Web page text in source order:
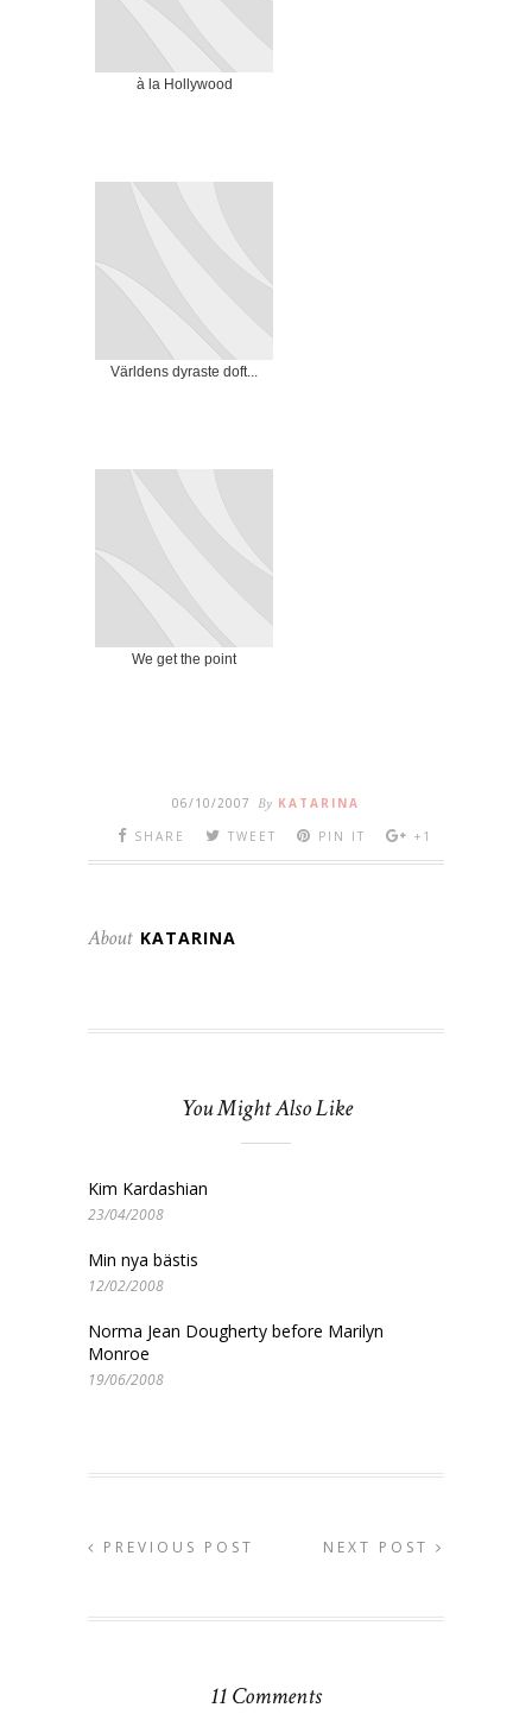
à la Hollywood
Världens dyraste doft...
We get the point
06/10/2007 By KATARINA
SHARE
TWEET PIN IT +1
About KATARINA
You Might Also Like
Kim Kardashian
23/04/2008
Min nya bästis
12/02/2008
Norma Jean Dougherty before Marilyn
Monroe
19/06/2008
PREVIOUS POST NEXT POST
11 Comments